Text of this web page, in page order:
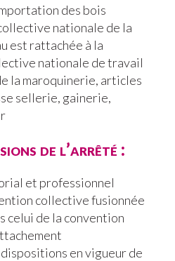
des bois
nationale de la
est rattachée à la
nationale de travail
la maroquinerie, articles
sellerie, gainerie,
de l’arrêté :
et professionnel
collective fusionnée
celui de la convention
en vigueur de